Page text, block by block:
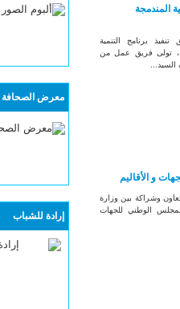
معرض الصحافة
إرادة للشباب
المندمجة
برنامج التنمية
، تولى فريق عمل من
السيد...
و الأقاليم
وشراكة بين وزارة
الوطني للجهات